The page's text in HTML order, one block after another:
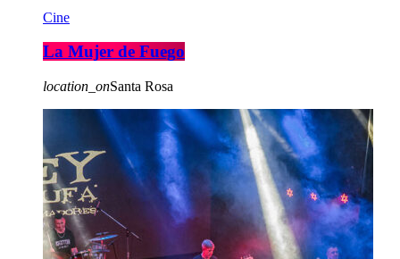
Cine
La Mujer de Fuego
location_onSanta Rosa